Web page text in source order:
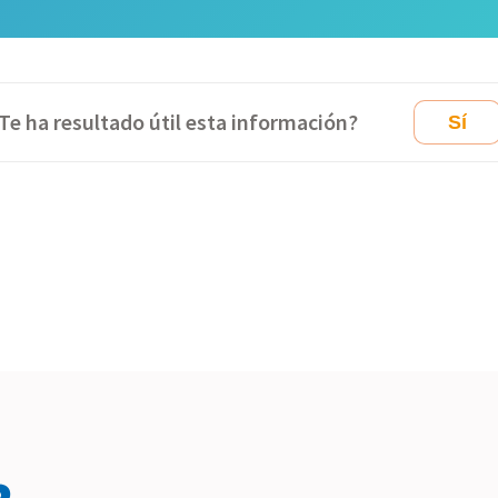
ha resultado útil esta información? Sí